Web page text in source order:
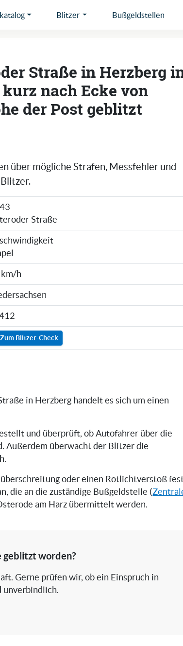
Blitzer Bußgeldstellen
Straße in Herzberg
nach Ecke von
der Post geblitzt
über mögliche Strafen, Messfehler und
Straße
h
Zum Blitzer-Check
in Herzberg handelt es sich um einen
und überprüft, ob Autofahrer über die
Außerdem überwacht der Blitzer die
oder einen Rotlichtverstoß
die an die zuständige Bußgeldstelle (
am Harz übermittelt werden.
worden?
Gerne prüfen wir, ob ein Einspruch in
unverbindlich.